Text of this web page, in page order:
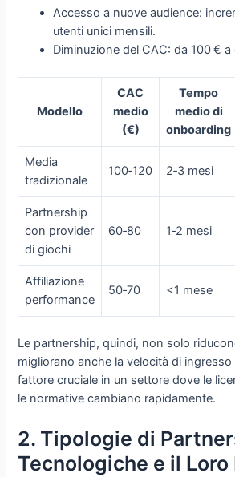
Accesso a nuove audience:
utenti unici mensili.
Diminuzione del CAC: da 100 €
Modello
CAC
medio
(€)
Tempo
medio di
onboarding
Media
tradizionale
100‑120 2‑3 mesi
Partnership
con provider
di giochi
60‑80 1‑2 mesi
Affiliazione
performance
50‑70 <1 mese
Le partnership, quindi, non solo
migliorano anche la velocità di
fattore cruciale in un settore dove le
le normative cambiano rapidamente.
2. Tipologie di
Tecnologiche e il